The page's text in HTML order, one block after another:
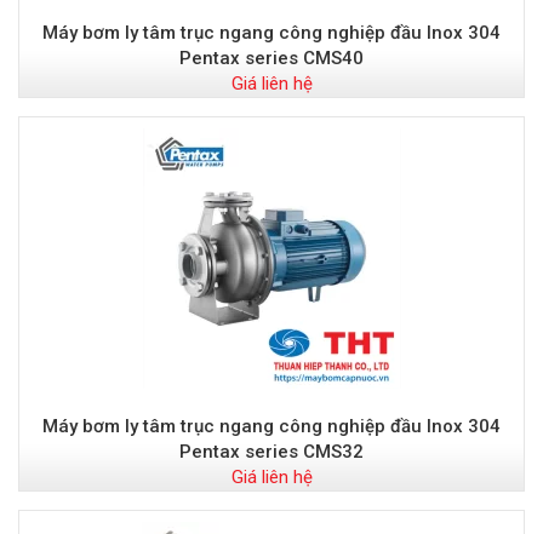
Máy bơm ly tâm trục ngang công nghiệp đầu Inox 304
Pentax series CMS40
Giá liên hệ
Máy bơm ly tâm trục ngang công nghiệp đầu Inox 304
Pentax series CMS32
Giá liên hệ